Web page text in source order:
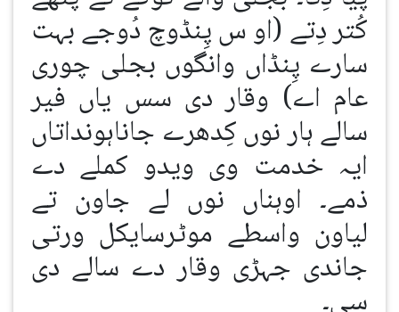
کُتر دِتے (او س پِنڈوچ دُوجے بہت
سارے پِنڈاں وانگوں بجلی چوری
عام اے) وقار دی سس یاں فیر
سالے ہار نوں کِدھرے جاناہونداتاں
ایہ خدمت وی ویدو کملے دے
ذمے۔ اوہناں نوں لے جاون تے
لیاون واسطے موٹرسایکل ورتی
جاندی جہڑی وقار دے سالے دی